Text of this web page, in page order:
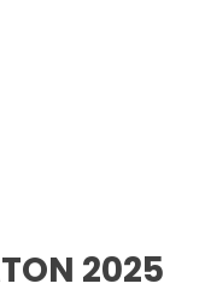
2025